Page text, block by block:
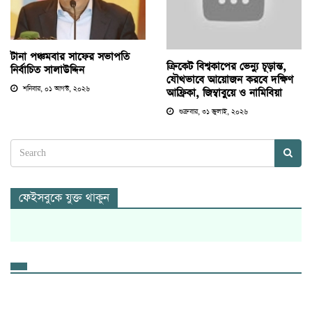
টানা পঞ্চমবার সাফের সভাপতি
নির্বাচিত সালাউদ্দিন
শনিবার, ০১ আগস্ট, ২০২৬
ক্রিকেট বিশ্বকাপের ভেন্যু চূড়ান্ত,
যৌথভাবে আয়োজন করবে দক্ষিণ
আফ্রিকা, জিম্বাবুয়ে ও নামিবিয়া
শুক্রবার, ৩১ জুলাই, ২০২৬
ফেইসবুকে যুক্ত থাকুন